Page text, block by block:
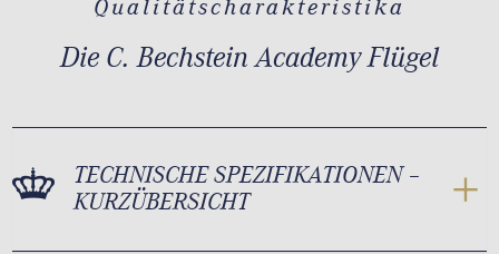
Qualitätscharakteristika
Die C. Bechstein Academy Flügel
TECHNISCHE SPEZIFIKATIONEN –
KURZÜBERSICHT